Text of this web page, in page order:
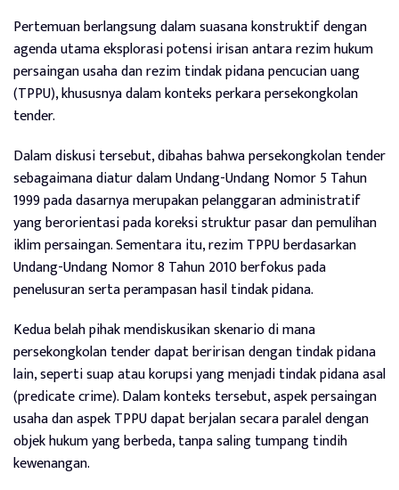
Pertemuan berlangsung dalam suasana konstruktif dengan
agenda utama eksplorasi potensi irisan antara rezim hukum
persaingan usaha dan rezim tindak pidana pencucian uang
(TPPU), khususnya dalam konteks perkara persekongkolan
tender.
Dalam diskusi tersebut, dibahas bahwa persekongkolan tender
sebagaimana diatur dalam Undang-Undang Nomor 5 Tahun
1999 pada dasarnya merupakan pelanggaran administratif
yang berorientasi pada koreksi struktur pasar dan pemulihan
iklim persaingan. Sementara itu, rezim TPPU berdasarkan
Undang-Undang Nomor 8 Tahun 2010 berfokus pada
penelusuran serta perampasan hasil tindak pidana.
Kedua belah pihak mendiskusikan skenario di mana
persekongkolan tender dapat beririsan dengan tindak pidana
lain, seperti suap atau korupsi yang menjadi tindak pidana asal
(predicate crime). Dalam konteks tersebut, aspek persaingan
usaha dan aspek TPPU dapat berjalan secara paralel dengan
objek hukum yang berbeda, tanpa saling tumpang tindih
kewenangan.